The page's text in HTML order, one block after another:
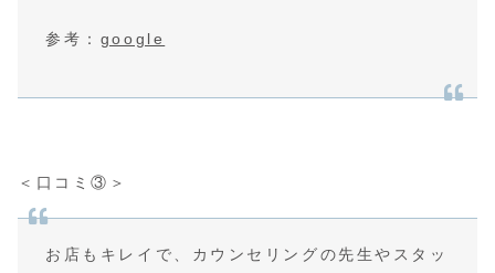
参考： google
＜口コミ③＞
お店もキレイで、カウンセリングの先生やスタッ